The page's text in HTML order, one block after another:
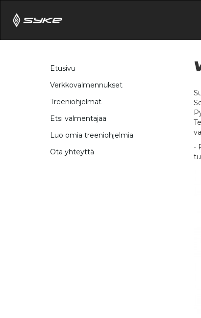
Etusivu
Verkkovalmennukset
Treeniohjelmat
Etsi valmentajaa
Luo omia treeniohjelmia
Ota yhteyttä
-